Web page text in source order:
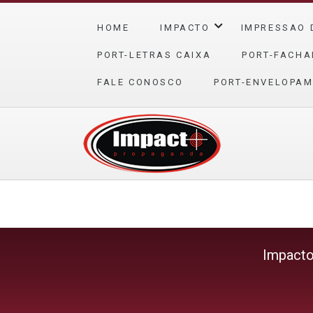
HOME IMPACTO IMPRESSAO
PORT-LETRAS CAIXA PORT-
FALE CONOSCO PORT-